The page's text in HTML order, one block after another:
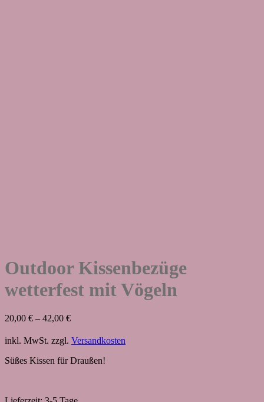
Outdoor Kissenbezüge
wetterfest mit Vögeln
20,00 € – 42,00 €
inkl. MwSt. zzgl. Versandkosten
Süßes Kissen für Draußen!